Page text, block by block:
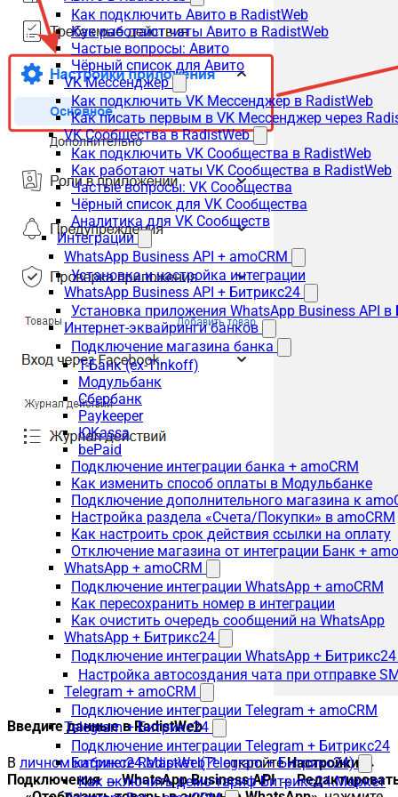
Как подключить Авито в RadistWeb
Как работают чаты Авито в RadistWeb
Частые вопросы: Авито
Чёрный список для Авито
VK Мессенджер
Как подключить VK Мессенджер в RadistWeb
Как писать первым в VK Мессенджер через
VK Сообщества в RadistWeb
Как подключить VK Сообщества в RadistWeb
Как работают чаты VK Сообщества в RadistWeb
Частые вопросы: VK Сообщества
Чёрный список для VK Сообщества
Аналитика для VK Сообществ
Интеграции
WhatsApp Business API + amoCRM
Установка и настройка интеграции
WhatsApp Business API + Битрикс24
Установка приложения WhatsApp Business API
Интернет-эквайринги банков
Подключение магазина банка
Т-Банк (ex-Tinkoff)
Модульбанк
Сбербанк
Paykeeper
ЮKassa
bePaid
Подключение интеграции банка + amoCRM
Как изменить способ оплаты в Модульбанке
Подключение дополнительного магазина к
Настройка раздела «Счета/Покупки» в amoCRM
Как настроить срок действия ссылки на оплату
Отключение магазина от интеграции Банк +
WhatsApp + amoCRM
Подключение интеграции WhatsApp + amoCRM
Как пересохранить номер в интеграции
Как очистить очередь сообщений на WhatsApp
WhatsApp + Битрикс24
Подключение интеграции WhatsApp + Битрикс24
Настройка автосоздания чата при отправке
Telegram + amoCRM
Подключение интеграции Telegram + amoCRM
Telegram + Битрикс24
Подключение интеграции Telegram + Битрикс24
Битрикс24.Маркет (Telegram + Битрикс24)
Как включить демо-тариф Битрикс24.Маркет
Введите данные в RadistWeb
В личном кабинете RadistWeb откройтеНастройки →
Подключения → WhatsApp Business API →